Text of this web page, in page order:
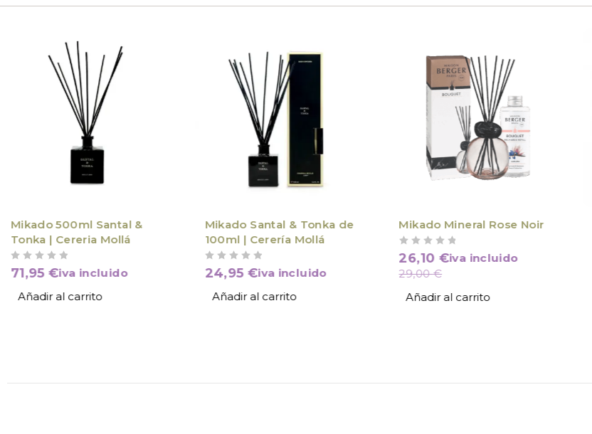
Mikado 500ml Santal &
Tonka | Cereria Mollá
71,95€iva incluido
Añadir al carrito
Mikado Santal & Tonka de
100ml | Cerería Mollá
24,95€iva incluido
Añadir al carrito
Mikado Mineral Rose Noir
29,00€
26,10 €iva incluido
Añadir al carrito